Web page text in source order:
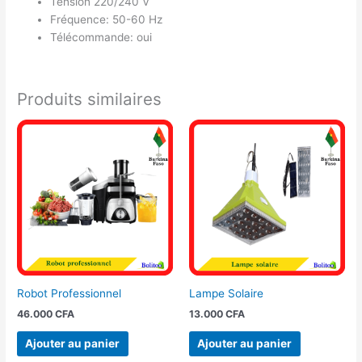
Fréquence: 50-60 Hz
Télécommande: oui
Produits similaires
Robot Professionnel
46.000CFA
Ajouter au panier
Lampe Solaire
13.000 CFA
Ajouter au panier